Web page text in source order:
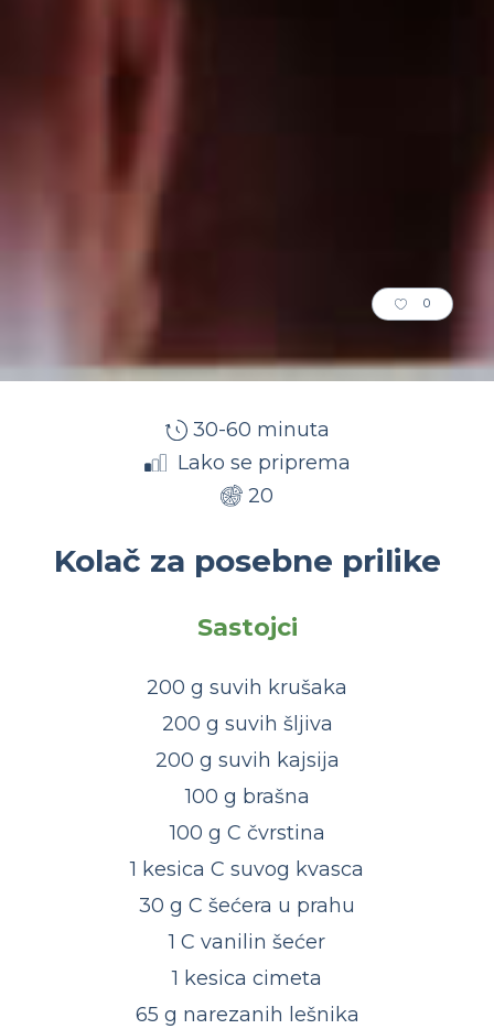
0
30-60 minuta
Lako se priprema
20
Kolač za posebne prilike
Sastojci
200 g suvih krušaka
200 g suvih šljiva
200 g suvih kajsija
100 g brašna
100 g C čvrstina
1 kesica C suvog kvasca
30 g C šećera u prahu
1 C vanilin šećer
1 kesica cimeta
65 g narezanih lešnika